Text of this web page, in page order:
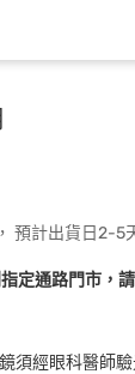
預計出貨日2-5
定通路門市，
須經眼科醫師